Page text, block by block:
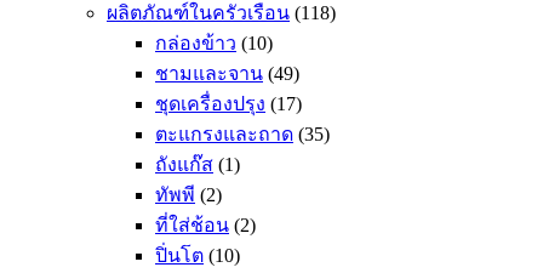
ผลิตภัณฑ์ในครัวเรือน (118)
กล่องข้าว (10)
ชามและจาน (49)
ชุดเครื่องปรุง (17)
ตะแกรงและถาด (35)
ถังแก๊ส (1)
ทัพพี (2)
ที่ใส่ช้อน (2)
ปิ่นโต (10)